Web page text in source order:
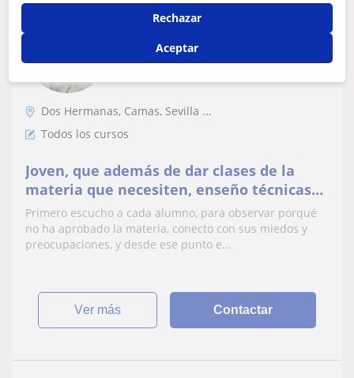
/h
Verónica
Dos Hermanas, Camas, Sevilla ...
Todos los cursos
Joven, que además de dar clases de la
materia que necesiten, enseño técnicas
de concentración, lectura rápida,
organización y memorización del
contenido y gestión del tiempo
Primero escucho a cada alumno, para observar porqué
no ha aprobado la materia, conecto con sus miedos y
preocupaciones, y desde ese punto e...
ver más Contactar
Rechazar
Aceptar